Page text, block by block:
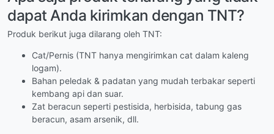
dapat Anda kirimkan dengan TNT?
Produk berikut juga dilarang oleh TNT:
Cat/Pernis (TNT hanya mengirimkan cat dalam kaleng
logam).
Bahan peledak & padatan yang mudah terbakar seperti
kembang api dan suar.
Zat beracun seperti pestisida, herbisida, tabung gas
beracun, asam arsenik, dll.